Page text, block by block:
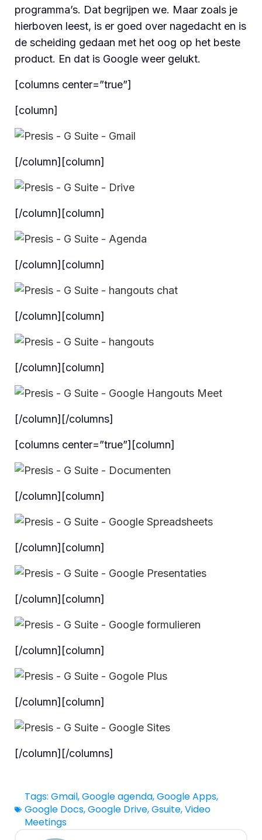
programma’s. Dat begrijpen we. Maar zoals je
hierboven leest, is er goed over nagedacht en is
de scheiding gedaan met het oog op het beste
product. En dat is Google weer gelukt.
[columns center=”true”]
[column]
[/column][column]
[/column][column]
[/column][column]
[/column][column]
[/column][column]
[/column][/columns]
[columns center=”true”][column]
[/column][column]
[/column][column]
[/column][column]
[/column][column]
[/column][column]
[/column][/columns]
Tags: Gmail,Google agenda,Google Apps,
Google Docs,Google Drive,Gsuite,Video
Meetings